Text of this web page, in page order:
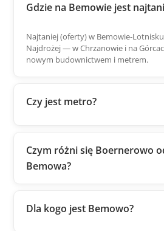
Gdzie na Bemowie jest
Najtaniej (oferty) w Bemowie-
Najdrożej — w Chrzanowie i na
nowym budownictwem i metrem.
Czy jest metro?
Czym różni się Boernerowo
Bemowa?
Dla kogo jest Bemowo?